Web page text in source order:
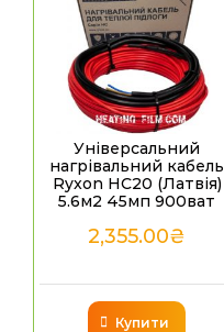
Універсальний
нагрівальний кабель
Ryxon HC20 (Латвія)
5.6м2 45мп 900ват
2,355.00₴
Купити